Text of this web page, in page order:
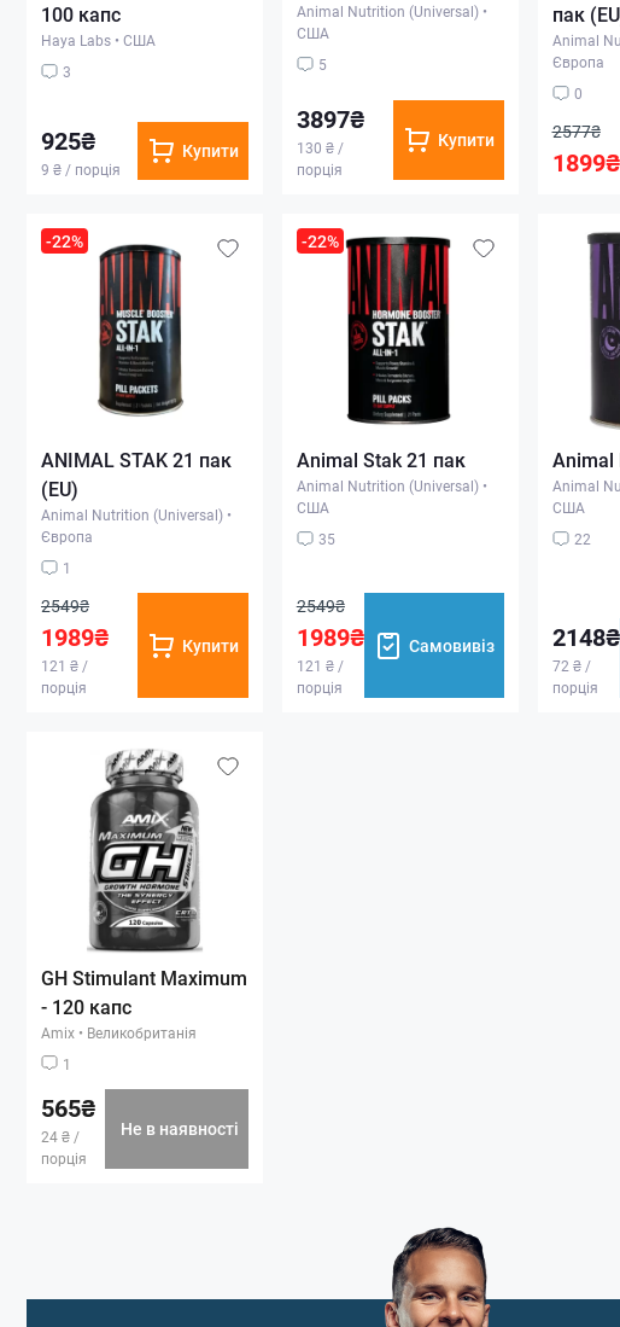
100 капс
Haya Labs • США
3
925₴
9 ₴ / порція
Купити
Animal Nutrition (Universal) •
США
5
3897₴
130 ₴ /
порція
Купити
пак
Animal
Європа
0
2577₴
1899₴
-22%
ANIMAL STAK 21 пак
(EU)
Animal Nutrition (Universal) •
Європа
1
2549₴
1989₴
121 ₴ /
порція
Купити
-22%
Animal Stak 21 пак
Animal Nutrition (Universal) •
США
35
2549₴
1989₴
121 ₴ /
порція
Самовивіз
Animal
Animal
США
22
2148₴
72 ₴ /
порція
GH Stimulant Maximum
- 120 капс
Amix • Великобританія
1
565₴
24 ₴ /
порція
Не в наявності